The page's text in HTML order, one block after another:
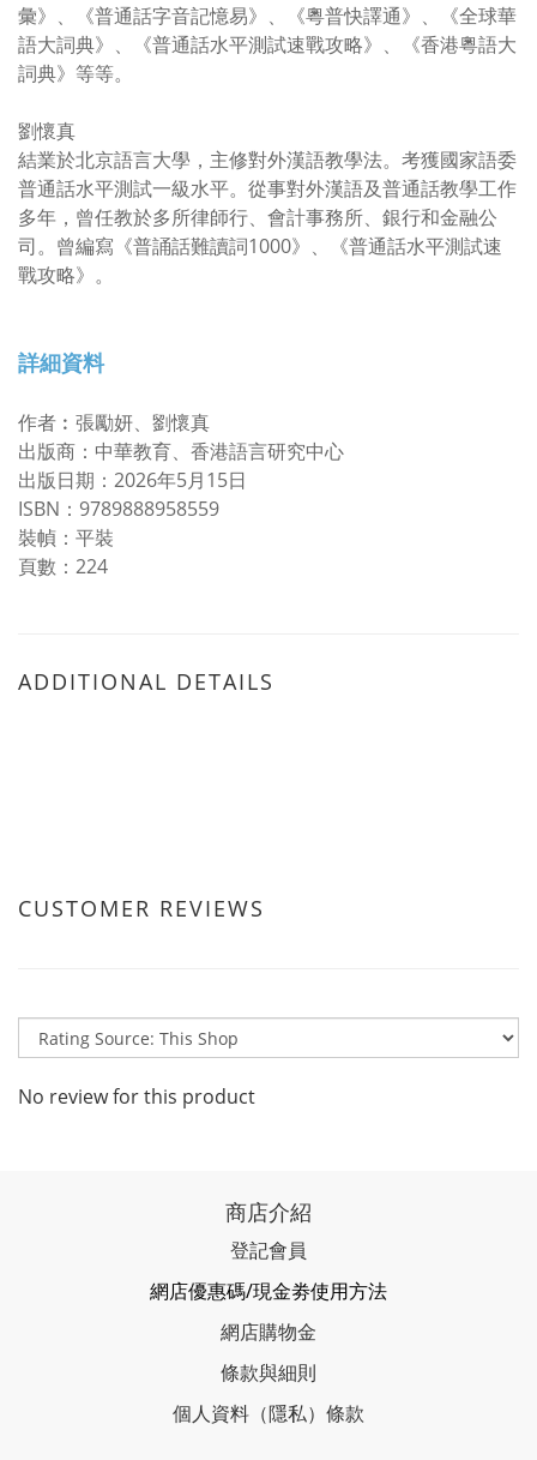
彙》、《普通話字音記憶易》、《粵普快譯通》、《全球華
語大詞典》、《普通話水平測試速戰攻略》、《香港粵語大
詞典》等等。
劉懷真
結業於北京語言大學，主修對外漢語教學法。考獲國家語委
普通話水平測試一級水平。從事對外漢語及普通話教學工作
多年，曾任教於多所律師行、會計事務所、銀行和金融公
司。曾編寫《普誦話難讀詞1000》、《普通話水平測試速
戰攻略》。
詳細資料
作者︰張勵妍、劉懷真
出版商：中華教育、香港語言研究中心
出版日期：2026年5月15日
ISBN：9789888958559
裝幀：平裝
頁數：224
ADDITIONAL DETAILS
CUSTOMER REVIEWS
No review for this product
商店介紹
登記會員
網店優惠碼/現金劵使用方法
網店購物金
條款與細則
個人資料（隱私）條款